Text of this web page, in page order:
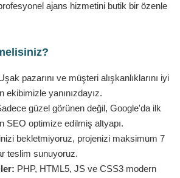
ajans hizmetini butik bir özenle
pazarını ve müşteri alışkanlıklarını iyi
ekibimizle yanınızdayız.
güzel görünen değil, Google'da ilk
SEO optimize edilmiş altyapı.
bekletmiyoruz, projenizi maksimum 7
teslim sunuyoruz.
PHP, HTML5, JS ve CSS3 modern